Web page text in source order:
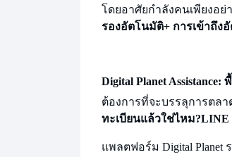
โดยอาศัยกำลังคนเพียงอย่
รองอัตโนมัติ+ การเข้าถึง
Digital Planet
ต้องการที่จะบรรลุการตล
ทะเบียนแล้วใช่ไหม?LINE
แพลตฟอร์ม Digital Planet